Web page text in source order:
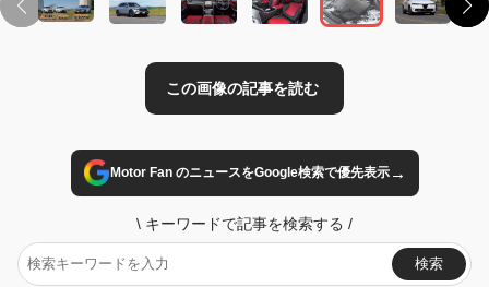
Motor Fan のニュースをGoogle検索で優先表示→
\ キーワードで記事を検索する /
検索